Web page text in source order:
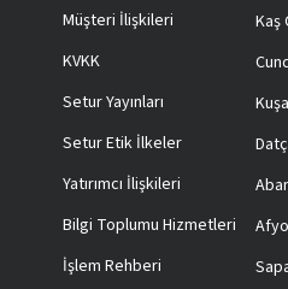
Müşteri İlişkileri
KVKK
Setur Yayınları
Setur Etik İlkeler
Yatırımcı İlişkileri
Bilgi Toplumu Hizmetleri
İşlem Rehberi
Kaş